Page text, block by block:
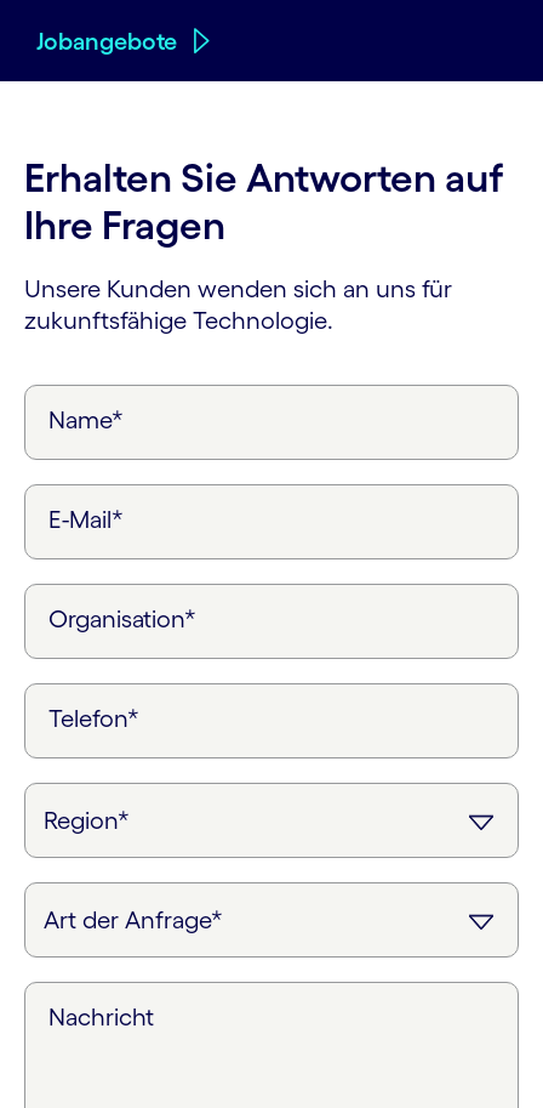
Jobangebote
Erhalten Sie Antworten auf
Ihre Fragen
Unsere Kunden wenden sich an uns für
zukunftsfähige Technologie.
Name*
E-Mail*
Organisation*
Telefon*
Nachricht